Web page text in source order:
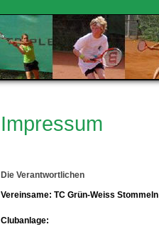
Impressum
Die Verantwortlichen
Vereinsame: TC Grün-Weiss Stommeln
Clubanlage: